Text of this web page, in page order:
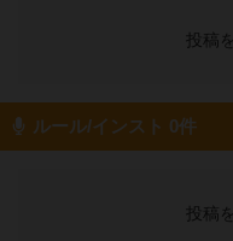
投稿
ルール/インスト 0件
投稿